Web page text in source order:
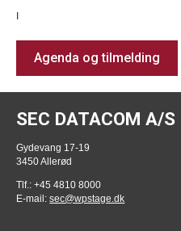
Agenda og tilmelding
SEC DATACOM A/S
Gydevang 17-19
3450 Allerød
Tlf.: +45 4810 8000
E-mail:sec@wpstage.dk